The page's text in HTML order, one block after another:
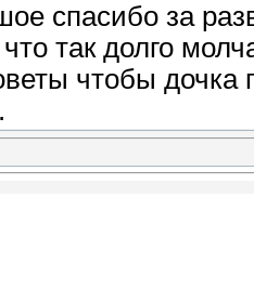
спасибо за
так долго
чтобы дочка